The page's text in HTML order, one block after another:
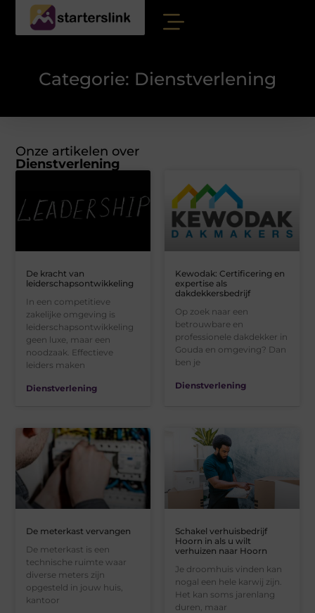
Categorie: Dienstverlening
Onze artikelen over
Dienstverlening
De kracht van
leiderschapsontwikkeling
In een competitieve
zakelijke omgeving is
leiderschapsontwikkeling
geen luxe, maar een
noodzaak. Effectieve
leiders maken
Dienstverlening
Kewodak: Certificering en
expertise als
dakdekkersbedrijf
Op zoek naar een
betrouwbare en
professionele dakdekker in
Gouda en omgeving? Dan
ben je
Dienstverlening
De meterkast vervangen
De meterkast is een
technische ruimte waar
diverse meters zijn
opgesteld in jouw huis,
kantoor
Schakel verhuisbedrijf
Hoorn in als u wilt
verhuizen naar Hoorn
Je droomhuis vinden kan
nogal een hele karwij zijn.
Het kan soms jarenlang
duren, maar